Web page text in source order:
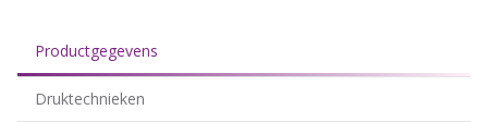
Productgegevens
Druktechnieken